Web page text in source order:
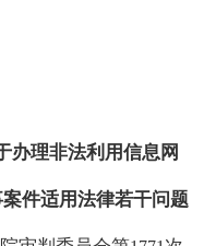
办理非法利用信息网
件适用法律若干问题